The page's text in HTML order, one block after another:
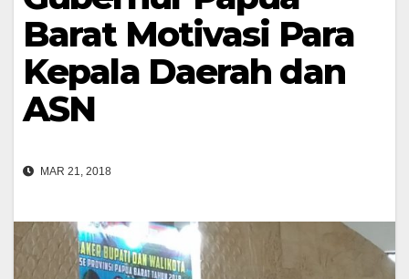
Barat Motivasi Para
Kepala Daerah dan
ASN
MAR 21, 2018